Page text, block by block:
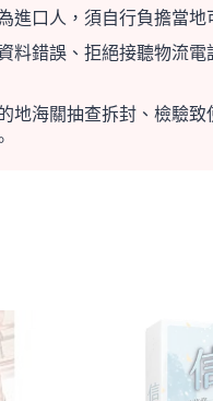
進口人，須自行負擔當
料錯誤、拒絕接聽物流
地海關抽查拆封、檢驗